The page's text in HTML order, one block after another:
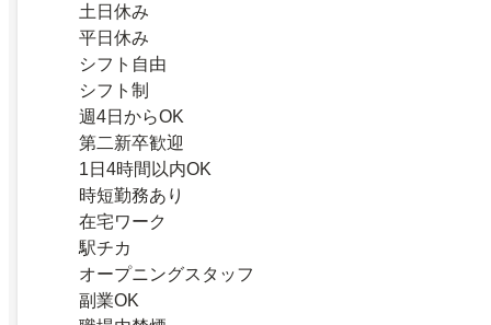
土日休み
平日休み
シフト自由
シフト制
週4日からOK
第二新卒歓迎
1日4時間以内OK
時短勤務あり
在宅ワーク
駅チカ
オープニングスタッフ
副業OK